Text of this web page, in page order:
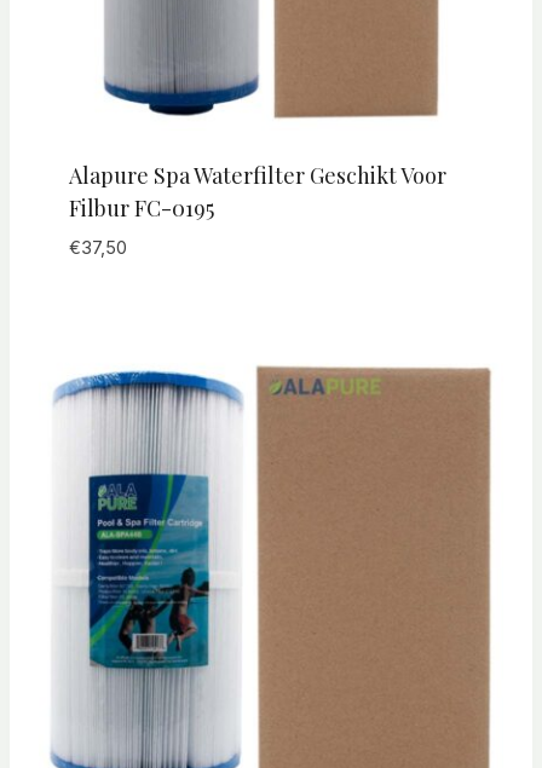
Alapure Spa Waterfilter Geschikt Voor
Filbur FC-0195
€37,50